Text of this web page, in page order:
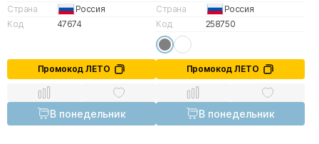
Страна
Россия
Код
47674
Промокод ЛЕТО
В понедельник
Страна
Россия
Код
258750
Промокод ЛЕТО
В понедельник